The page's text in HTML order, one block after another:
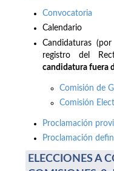
Convocatoria
Calendario
Candidaturas
registro del
candidatura fuera
Comisión de
Comisión
Proclamación
Proclamación
ELECCIONES A